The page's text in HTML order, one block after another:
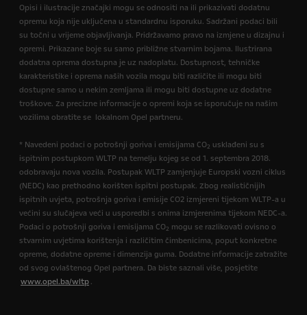
Opisi i ilustracije značajki mogu se odnositi na ili prikazivati dodatnu
opremu koja nije uključena u standardnu isporuku. Sadržani podaci bili
su točni u vrijeme objavljivanja. Pridržavamo pravo na izmjene u dizajnu i
opremi. Prikazane boje su samo približne stvarnim bojama. Ilustrirana
dodatna oprema dostupna je uz nadoplatu. Dostupnost, tehničke
karakteristike i oprema naših vozila mogu biti različite ili mogu biti
dostupne samo u nekim zemljama ili mogu biti dostupne uz dodatne
troškove. Za precizne informacije o opremi koja se isporučuje na našim
vozilima obratite se lokalnom Opel partneru.
* Navedeni podaci o potrošnji goriva i emisijama CO2 usklađeni su s
ispitnim postupkom WLTP na temelju kojeg se od 1. septembra 2018.
odobravaju nova vozila. Postupak WLTP zamjenjuje Europski vozni ciklus
(NEDC) kao prethodno korišten ispitni postupak. Zbog realističnijih
ispitnih uvjeta, potrošnja goriva i emisije CO2 izmjereni tijekom WLTP-a u
većini su slučajeva veći u usporedbi s onima izmjerenima tijekom NEDC-a.
Podaci o potrošnji goriva i emisijama CO2 mogu se razlikovati ovisno o
stvarnim uvjetima korištenja i različitim čimbenicima, poput konkretne
opreme, dodatne opreme i dimenzija guma. Dodatne informacije zatražite
od svog ovlaštenog Opel partnera. Da biste saznali više, posjetite
www.opel.ba/wltp .